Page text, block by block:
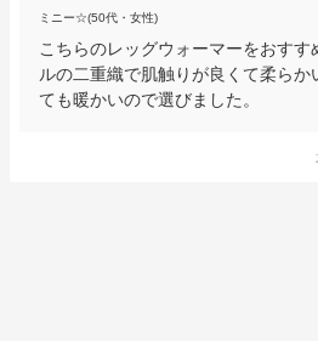
ミニー☆(50代・女性)
こちらのレッグウォーマーをおす
ルの二重織で肌触りが良くて柔らか
ても暖かいので選びました。